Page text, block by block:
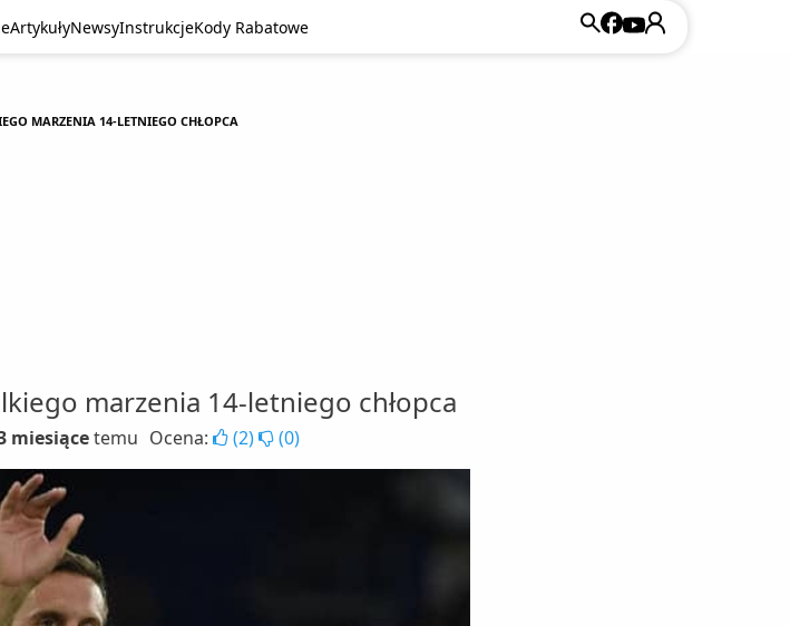
ArtykułyNewsyInstrukcjeKody Rabatowe
MARZENIA 14-LETNIEGO CHŁOPCA
marzenia 14-letniego chłopca
miesiącetemu Ocena: (2) (0)